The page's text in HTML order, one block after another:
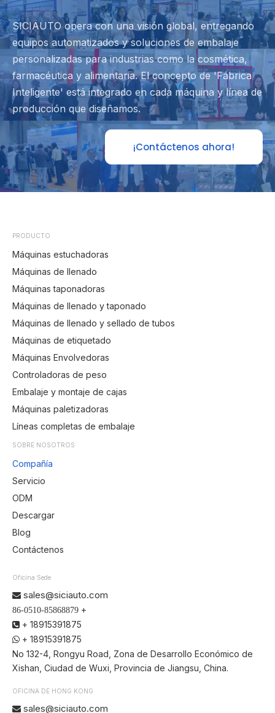
SICIAUTO opera con una visión global, entregando
equipos automatizados y soluciones de embalaje
personalizadas para industrias como la cosmética,
farmacéutica y alimentaria. El concepto de 'Fábrica
Inteligente' está integrado en cada máquina y línea de
producción que diseñamos.
¡Contáctenos ahora!
PRODUCTO
Máquinas estuchadoras
Máquinas de llenado
Máquinas taponadoras
Máquinas de llenado y taponado
Máquinas de llenado y sellado de tubos
Máquinas de etiquetado
Máquinas Envolvedoras
Controladoras de peso
Embalaje y montaje de cajas
Máquinas paletizadoras
Líneas completas de embalaje
SOBRE NOSOTROS
Compañía
Servicio
ODM
Descargar
Blog
Contáctenos
Oficina Sede
 sales@siciauto.com
86-0510-85868879 +
 + 18915391875
 + 18915391875
No 132-4, Rongyu Road, Zona de Desarrollo Económico de
Xishan, Ciudad de Wuxi, Provincia de Jiangsu, China.
OFICINA DE HONG KONG
 sales@siciauto.com